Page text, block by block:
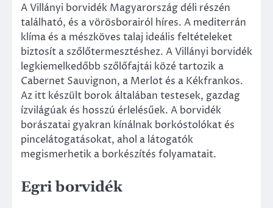
A Villányi borvidék Magyarország déli részén
található, és a vörösborairól híres. A mediterrán
klíma és a mészköves talaj ideális feltételeket
biztosít a szőlőtermesztéshez. A Villányi borvidék
legkiemelkedőbb szőlőfajtái közé tartozik a
Cabernet Sauvignon, a Merlot és a Kékfrankos.
Az itt készült borok általában testesek, gazdag
ízvilágúak és hosszú érlelésűek. A borvidék
borászatai gyakran kínálnak borkóstolókat és
pincelátogatásokat, ahol a látogatók
megismerhetik a borkészítés folyamatait.
Egri borvidék